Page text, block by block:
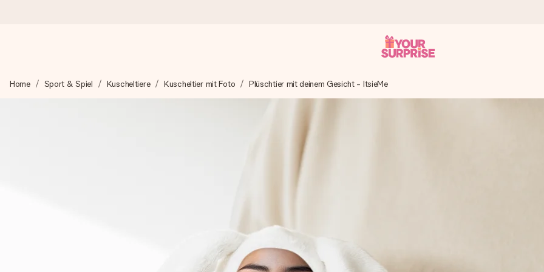
Wir bereiten dein Geschenk sorgfältig vor und schicken es blitzschnell – damit du es genau zum richtigen Zeitpunkt überreichen
Unsere Geschenke begeistern. Kunden bewerten uns mit 4,8 bei Google Reviews (Gesamtergebnis aller Länder, in die wir
Erstelle etwas Einzigartiges in wenigen Schritten – mit ihrem Namen, deinem Foto oder einer Nachricht von Herzen. Kein
Home Sport & Spiel Kuscheltiere Kuscheltier mit Foto Plüschtier mit deinem Gesicht - ItsieMe